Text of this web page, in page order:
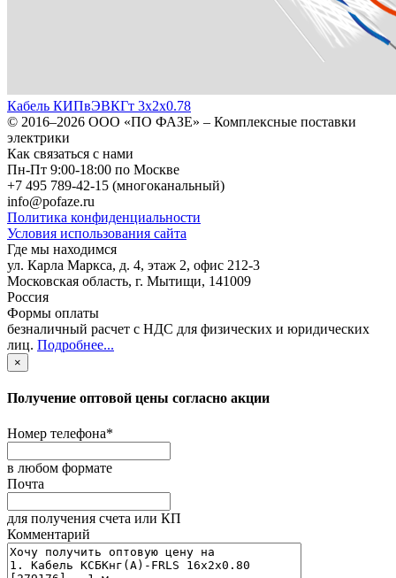
Кабель КИПвЭВКГт 3х2х0.78
© 2016–2026 ООО «ПО ФАЗЕ» – Комплексные поставки
электрики
Как связаться с нами
Пн-Пт 9:00-18:00 по Москве
+7 495 789-42-15 (многоканальный)
info@pofaze.ru
Политика конфиденциальности
Условия использования сайта
Где мы находимся
ул. Карла Маркса, д. 4, этаж 2, офис 212-3
Московская область, г. Мытищи, 141009
Россия
Формы оплаты
безналичный расчет с НДС для физических и юридических
лиц. Подробнее...
×
Получение оптовой цены согласно акции
Номер телефона*
в любом формате
Почта
для получения счета или КП
Комментарий